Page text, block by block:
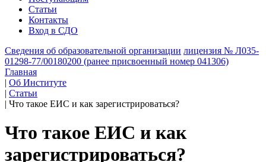
Статьи
Контакты
Вход в СДО
Сведения об образовательной организации лицензия № Л035-
01298-77/00180200 (ранее присвоенный номер 041306)
Главная
| Об Институте
| Статьи
| Что такое ЕИС и как зарегистрироваться?
Что такое ЕИС и как
зарегистрироваться?